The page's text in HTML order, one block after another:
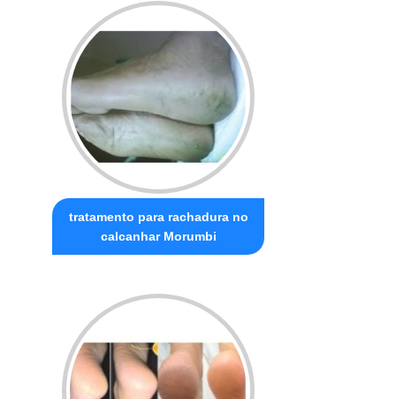
tratamento para rachadura no
calcanhar Morumbi